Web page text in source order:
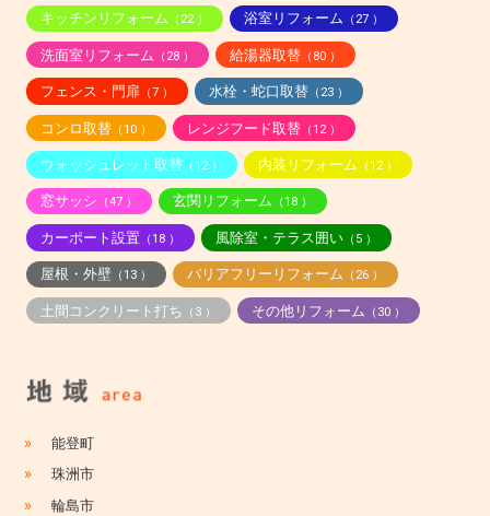
キッチンリフォーム （22 ） 浴室リフォーム （27 ）
洗面室リフォーム （28 ） 給湯器取替（80 ）
フェンス・門扉（7 ） 水栓・蛇口取替（23 ）
コンロ取替（10 ） レンジフード取替（12 ）
ウォッシュレット取替（12 ） 内装リフォーム （12 ）
窓サッシ （47 ） 玄関リフォーム （18 ）
カーポート設置（18 ） 風除室・テラス囲い（5 ）
屋根・外壁（13 ） バリアフリーリフォーム （26 ）
土間コンクリート打ち （3 ） その他リフォーム （30 ）
» 能登町
» 珠洲市
» 輪島市